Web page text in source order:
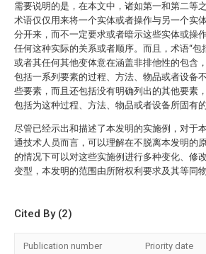
需要说明的是，在本文中，诸如第一和第二等
术语仅仅用来将一个实体或者操作与另一个实
分开来，而不一定要求或者暗示这些实体或操
任何这种实际的关系或者顺序。而且，术语“包
或者其任何其他变体意在涵盖非排他性的包含
包括一系列要素的过程、方法、物品或者设备
些要素，而且还包括没有明确列出的其他要素
包括为这种过程、方法、物品或者设备所固有的
尽管已经示出和描述了本发明的实施例，对于
通技术人员而言，可以理解在不脱离本发明的
的情况下可以对这些实施例进行多种变化、修
变型，本发明的范围由所附权利要求及其等同物
Cited By (2)
Publication number Priority date